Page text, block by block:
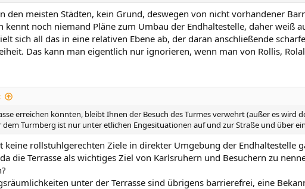
den meisten Städten, kein Grund, deswegen von nicht vorhandener
kennt noch niemand Pläne zum Umbau der Endhaltestelle, daher weiß
sich all das in eine relativen Ebene ab, der daran anschließende
Das kann man eigentlich nur ignorieren, wenn man von Rollis,
erreichen könnten, bleibt Ihnen der Besuch des Turmes verwehrt (außer es wird
Turmberg ist nur unter etlichen Engesituationen auf und zur Straße und über
keine rollstuhlgerechten Ziele in direkter Umgebung der Endhaltestelle
die Terrasse als wichtiges Ziel von Karlsruhern und Besuchern zu
unter der Terrasse sind übrigens barrierefrei, eine